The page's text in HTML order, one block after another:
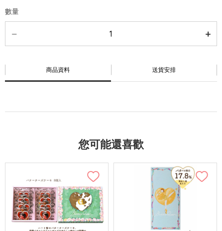
數量
商品資料 送貨安排
您可能還喜歡